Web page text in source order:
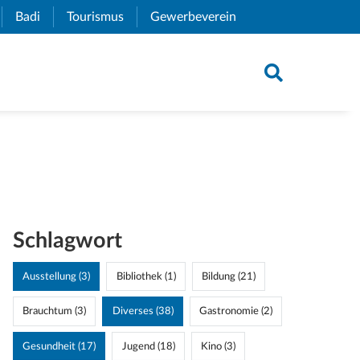
Link)
Badi (External Link)
Tourismus (External Link)
Gewerbeverein
Schlagwort
Ausstellung (3) Bibliothek (1) Bildung (21)
Brauchtum (3) Diverses (38) Gastronomie (2)
Gesundheit (17) Jugend (18) Kino (3)